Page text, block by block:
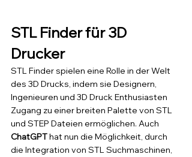
STL Finder für 3D
Drucker
STL Finder spielen eine Rolle in der Welt
des 3D Drucks, indem sie Designern,
Ingenieuren und 3D Druck Enthusiasten
Zugang zu einer breiten Palette von STL
und STEP Dateien ermöglichen. Auch
ChatGPT hat nun die Möglichkeit, durch
die Integration von STL Suchmaschinen,